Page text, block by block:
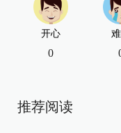
开心
0
推荐阅读